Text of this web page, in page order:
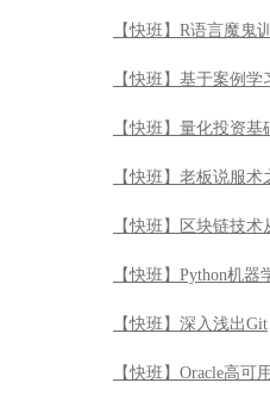
【快班】R语言魔鬼
【快班】基于案例学
【快班】量化投资
【快班】老板说服
【快班】区块链技术
【快班】Python机
【快班】深入浅出Git
【快班】Oracle高可用